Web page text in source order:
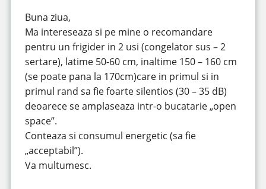
Buna ziua,
Ma intereseaza si pe mine o recomandare
pentru un frigider in 2 usi (congelator sus – 2
sertare), latime 50-60 cm, inaltime 150 – 160 cm
(se poate pana la 170cm)care in primul si in
primul rand sa fie foarte silentios (30 – 35 dB)
deoarece se amplaseaza intr-o bucatarie „open
space”.
Conteaza si consumul energetic (sa fie
„acceptabil”).
Va multumesc.